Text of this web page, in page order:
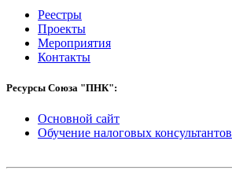
Реестры
Проекты
Мероприятия
Контакты
Ресурсы Союза "ПНК":
Основной сайт
Обучение налоговых консультантов